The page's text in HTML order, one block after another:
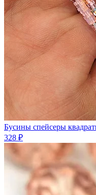
Бусины спейсеры
328 ₽